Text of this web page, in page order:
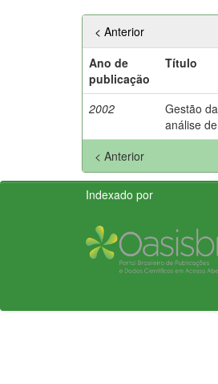
< Anterior
Ano de
publicação
Título
2002
Gestão
análise
< Anterior
Indexado por